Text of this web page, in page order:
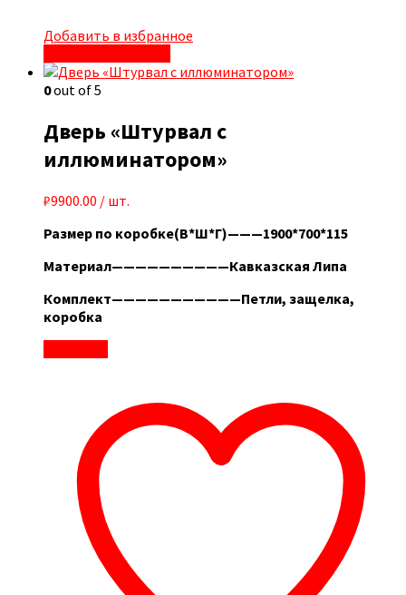
Добавить в избранное
0out of 5
Дверь «Штурвал с
иллюминатором»
₽9900.00 / шт.
Размер по коробке(В*Ш*Г)———1900*700*115
Материал——————————Кавказская Липа
Комплект———————————Петли, защелка,
коробка